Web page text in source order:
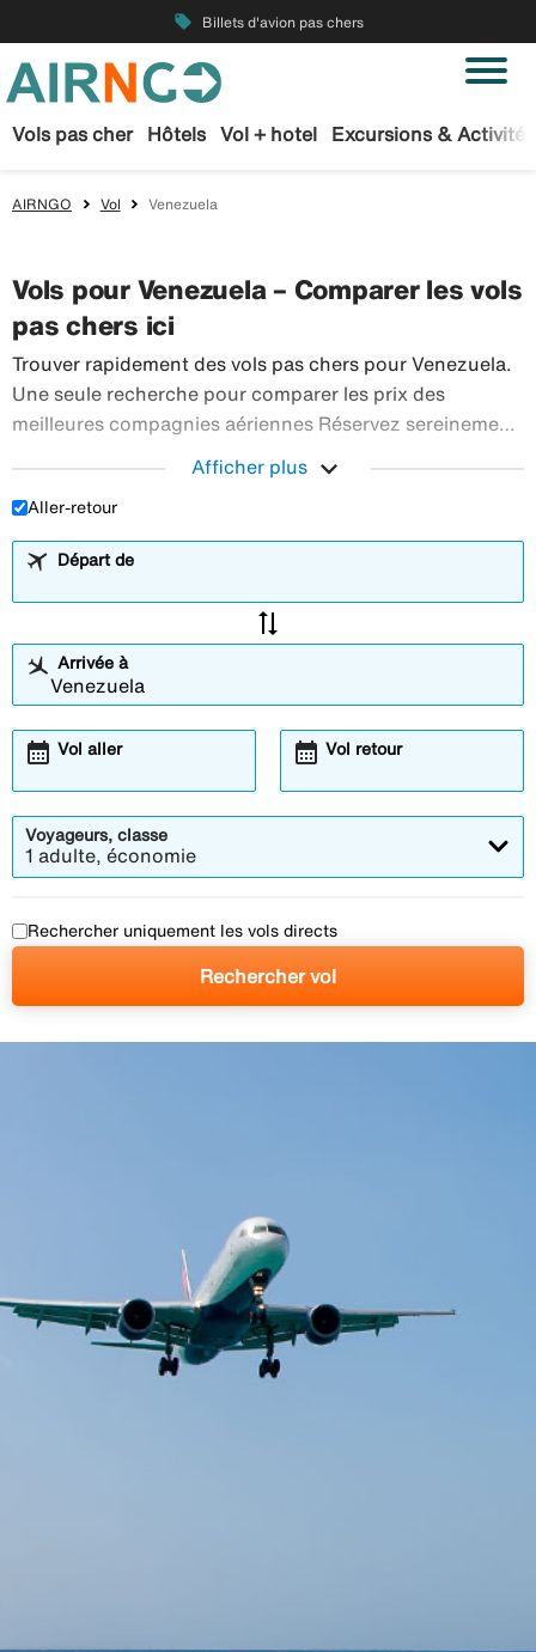
local_offer Billets d'avion pas chers
Vols pas cher Hôtels Vol + hotel Excursions & Activités
AIRNGO Vol Venezuela
Vols pour Venezuela – Comparer les vols
pas chers ici
Trouver rapidement des vols pas chers pour Venezuela.
Une seule recherche pour comparer les prix des
meilleures compagnies aériennes Réservez sereinement
étendue de voyages en avion à destination du monde
entier.Trouver rapidement des vols pas chers pour
Afficher plus expand_more
Aller-retour
Départ de
sync_alt
Arrivée à
Vol aller
calendar_month Vol retour
calendar_month
Voyageurs, classe
1 adulte, économie
Rechercher uniquement les vols directs
Rechercher vol